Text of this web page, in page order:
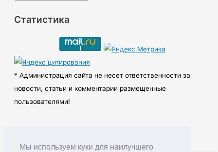
Мы используем куки для наилучшего
х
ы
Статистика
* Администрация сайта не несет ответственности за
новости, статьи и комментарии размещенные
пользователями!